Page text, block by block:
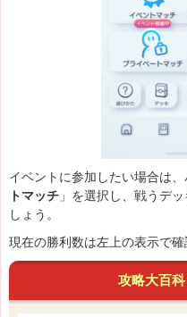
イベントに参加したい場合は、
トマッチ 」を選択し、戦うデ
しょう。
現在の勝利数は左上の表示で確
攻略大百科